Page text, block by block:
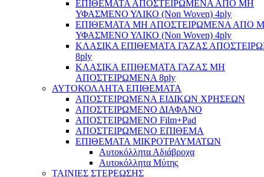
ΕΠΙΘΕΜΑΤΑ ΑΠΟΣΤΕΙΡΩΜΕΝΑ ΑΠΟ ΜΗ
ΥΦΑΣΜΕΝΟ ΥΛΙΚΟ (Non Woven) 4ply
ΕΠΙΘΕΜΑΤΑ ΜΗ ΑΠΟΣΤΕΙΡΩΜΕΝΑ ΑΠΟ
ΥΦΑΣΜΕΝΟ ΥΛΙΚΟ (Non Woven) 4ply
ΚΛΑΣΙΚΑ ΕΠΙΘΕΜΑΤΑ ΓΑΖΑΣ
8ply
ΚΛΑΣΙΚΑ ΕΠΙΘΕΜΑΤΑ ΓΑΖΑΣ ΜΗ
ΑΠΟΣΤΕΙΡΩΜΕΝΑ 8ply
ΑΥΤΟΚΟΛΛΗΤΑ ΕΠΙΘΕΜΑΤΑ
ΑΠΟΣΤΕΙΡΩΜΕΝΑ ΕΙΔΙΚΩΝ ΧΡΗΣΕΩΝ
ΑΠΟΣΤΕΙΡΩΜΕΝΟ ΔΙΑΦΑΝΟ
ΑΠΟΣΤΕΙΡΩΜΕΝΟ Film+Pad
ΑΠΟΣΤΕΙΡΩΜΕΝΟ ΕΠΙΘΕΜΑ
ΕΠΙΘΕΜΑΤΑ ΜΙΚΡΟΤΡΑΥΜΑΤΩΝ
Αυτοκόλλητα Αδιάβροχα
Αυτοκόλλητα Μύτης
ΤΑΙΝΙΕΣ ΣΤΕΡΕΩΣΗΣ